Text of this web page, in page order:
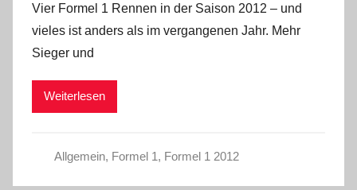
Vier Formel 1 Rennen in der Saison 2012 – und
vieles ist anders als im vergangenen Jahr. Mehr
Sieger und
Weiterlesen
Allgemein, Formel 1, Formel 1 2012